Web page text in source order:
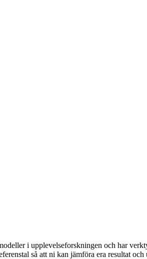
i upplevelseforskningen och har
så att ni kan jämföra era resultat